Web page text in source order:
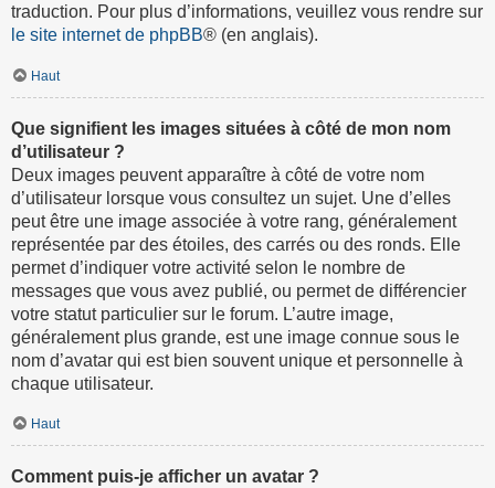
traduction. Pour plus d’informations, veuillez vous rendre sur
le site internet de phpBB® (en anglais).
Haut
Que signifient les images situées à côté de mon nom
d’utilisateur ?
Deux images peuvent apparaître à côté de votre nom
d’utilisateur lorsque vous consultez un sujet. Une d’elles
peut être une image associée à votre rang, généralement
représentée par des étoiles, des carrés ou des ronds. Elle
permet d’indiquer votre activité selon le nombre de
messages que vous avez publié, ou permet de différencier
votre statut particulier sur le forum. L’autre image,
généralement plus grande, est une image connue sous le
nom d’avatar qui est bien souvent unique et personnelle à
chaque utilisateur.
Haut
Comment puis-je afficher un avatar ?